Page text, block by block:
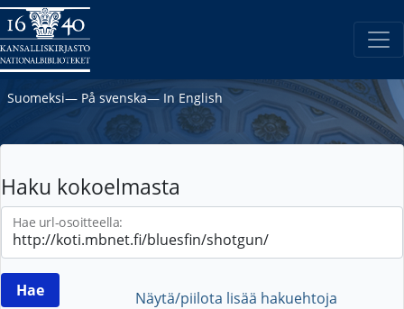
Suomeksi― På svenska― In English
Haku kokoelmasta
Hae url-osoitteella:
Näytä/piilota lisää hakuehtoja